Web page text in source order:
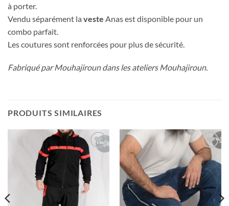
à porter.
Vendu séparément la veste Anas est disponible pour un
combo parfait.
Les coutures sont renforcées pour plus de sécurité.
Fabriqué par Mouhajiroun dans les ateliers Mouhajiroun.
PRODUITS SIMILAIRES
Ajouter
à la liste
d’envies
Ajouter
à la liste
d’envies